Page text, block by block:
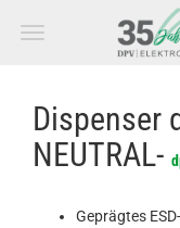
Dispenser
NEUTRAL-
Geprägtes